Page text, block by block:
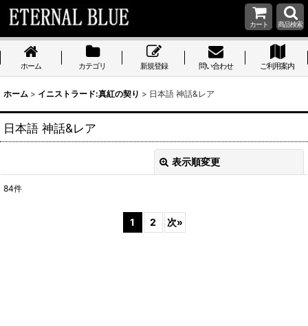
カート 商品検索
ホーム カテゴリ 新規登録 問い合わせ ご利用案内
ホーム > イニストラード:真紅の契り > 日本語 神話&レア
日本語 神話&レア
表示順変更
84件
1 2 次»